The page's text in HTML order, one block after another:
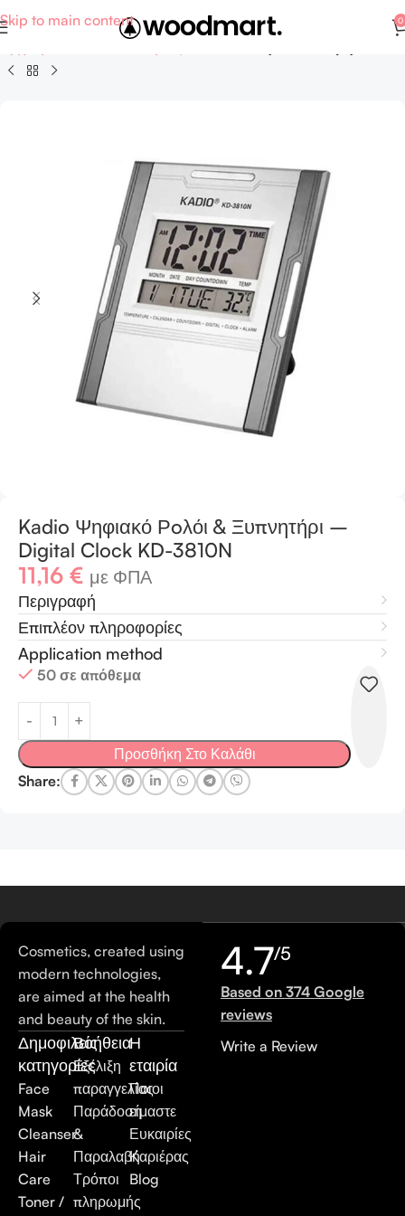
Skip to main content 0
Kadio Ψηφιακό Ρoλόι & Ξυπνητήρι –
Digital Clock KD-3810N
11,16 € με ΦΠΑ
Περιγραφή
Επιπλέον πληροφορίες
Application method
50 σε απόθεμα
Προσθήκη Στο Καλάθι
Share:
Cosmetics, created using
modern technologies,
are aimed at the health
and beauty of the skin.
Δημοφιλείς
κατηγορίες
Face
Mask
Cleanser
Hair
Care
Toner /
Βοήθεια
Εξέλιξη
παραγγελίας
Παράδοση
&
Παραλαβή
Τρόποι
πληρωμής
Η
εταιρία
Ποιοι
είμαστε
Ευκαιρίες
Καριέρας
Blog
4.7/5
Based on 374 Google
reviews
Write a Review